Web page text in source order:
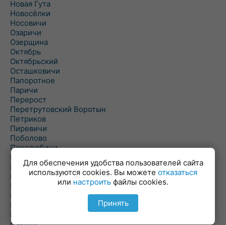
Новая Гута
Новосёлки
Носовичи
Озаричи
Озерщина
Октябрь
Октябрьский
Осташковичи
Папоротное
Паричи
Перерост
Перетрутовский Воротын
Петриков
Пиревичи
Поболово
Поколюбичи
Полесье
Птичь
Речица
Ровенская Слобода
Рогачев
Рогинь
Рудня
Для обеспечения удобства пользователей сайта
используются cookies. Вы можете отказаться
или настроить файлы cookies.
Принять